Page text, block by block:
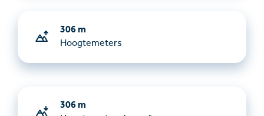
306 m
Hoogtemeters
306 m